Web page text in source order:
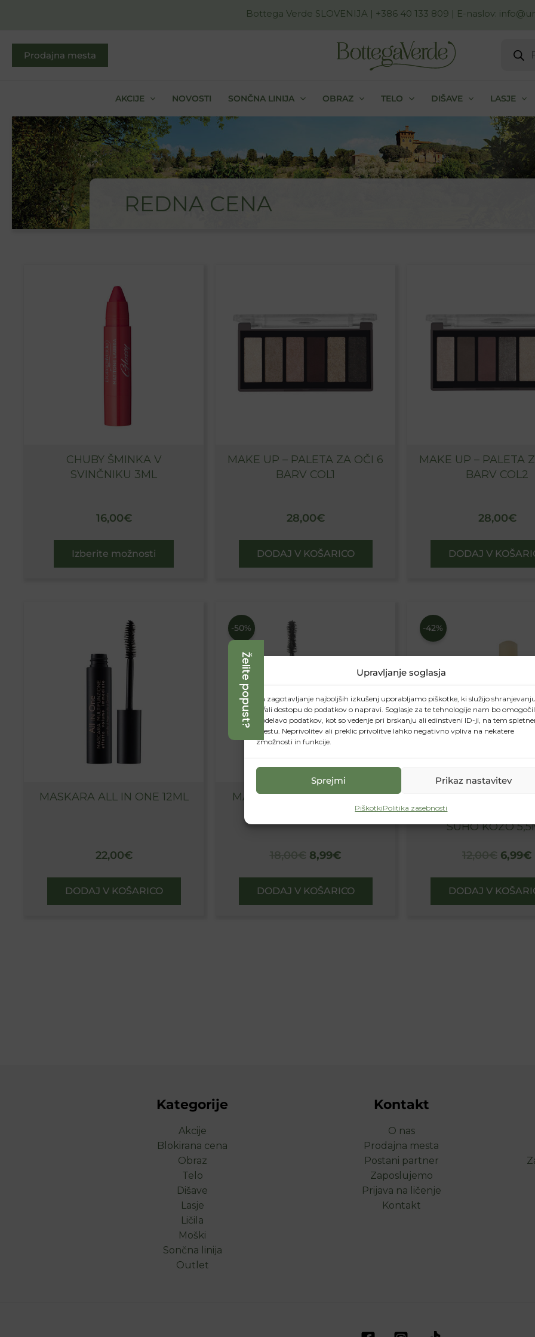
Upravljanje soglasja
Za zagotavljanje najboljših izkušenj uporabljamo piškotke, ki služijo shranjevanju
in/ali dostopu do podatkov o napravi. Soglasje za te tehnologije nam bo
obdelavo podatkov, kot so vedenje pri brskanju ali edinstveni ID-ji, na tem
mestu. Neprivolitev ali preklic privolitve lahko negativno vpliva na nekatere
zmožnosti in funkcije.
Sprejmi Prikaz nastavitev
PiškotkiPolitika zasebnosti
Bottega Verde SLOVENIJA | +386 40 133 809 | E-naslov:
Prodajna mesta
AKCIJE NOVOSTI SONČNA LINIJA OBRAZ TELO DIŠAVE LASJE
REDNA CENA
CHUBY ŠMINKA V
SVINČNIKU 3ML
16,00€
Izberite možnosti
MAKE UP – PALETA ZA OČI 6
BARV COL1
28,00€
DODAJ V KOŠARICO
MAKE UP – PALETA
BARV COL2
28,00€
DODAJ V
MASKARA ALL IN ONE 12ML
22,00€
DODAJ V KOŠARICO
-50%
MASKARA EXTRA VOLUME
18,00€ 8,99€
DODAJ V KOŠARICO
-42%
OLIVA SUBLIME-
USTNICE ZA
SUHO KOŽO
12,00€ 6,99€
DODAJ V
Kategorije
Akcije
Blokirana cena
Obraz
Telo
Dišave
Lasje
Ličila
Moški
Sončna linija
Outlet
Kontakt
O nas
Prodajna mesta
Postani partner
Zaposlujemo
Prijava na ličenje
Kontakt
Želite popust?